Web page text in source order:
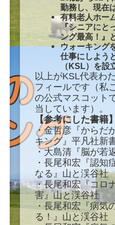
勤務し、現在
有料老人ホー
『シニアにと
ング最高！』
ウォーキング
仕事にしよう
（KSL）を設
以上がKSL代表わ
フィールです（私
の公式マスコット
当しています）。
【参考にした書籍】
・金哲彦『からだ
キング』平凡社新
・大島清『脳が若
・長尾和宏『認知
なる』山と渓谷社
・長尾和宏『コロ
害』山と渓谷社
・長尾和宏『病気
る！』山と渓谷社